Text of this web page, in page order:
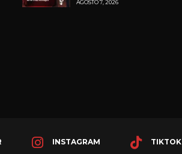
AGOSTO 7, 2026
INSTAGRAM TIKTOK